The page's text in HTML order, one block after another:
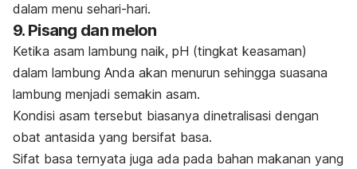
dalam menu sehari-hari.
9. Pisang dan melon
Ketika asam lambung naik, pH (tingkat keasaman)
dalam lambung Anda akan menurun sehingga suasana
lambung menjadi semakin asam.
Kondisi asam tersebut biasanya dinetralisasi dengan
obat antasida yang bersifat basa.
Sifat basa ternyata juga ada pada bahan makanan yang